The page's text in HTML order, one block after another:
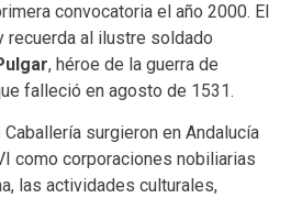
convocatoria el año 2000. El
recuerda al ilustre soldado
, héroe de la guerra de
falleció en agosto de 1531.
surgieron en Andalucía
como corporaciones nobiliarias
las actividades culturales,